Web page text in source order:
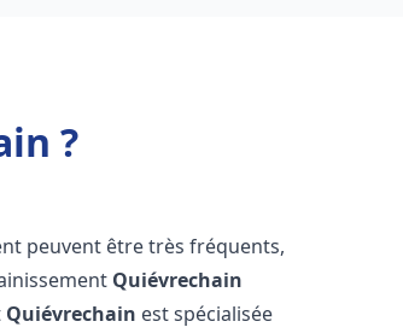
?
peuvent être très fréquents,
Quiévrechain
Quiévrechain est spécialisée